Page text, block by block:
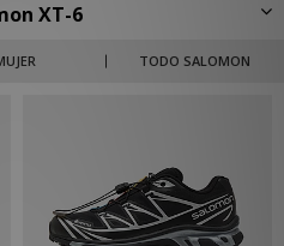
XT-6
TODO SALOMON
ha elevado a las Salomon XT-6 a
Representan a la perfección esa
6, ¿vas a esperar más?